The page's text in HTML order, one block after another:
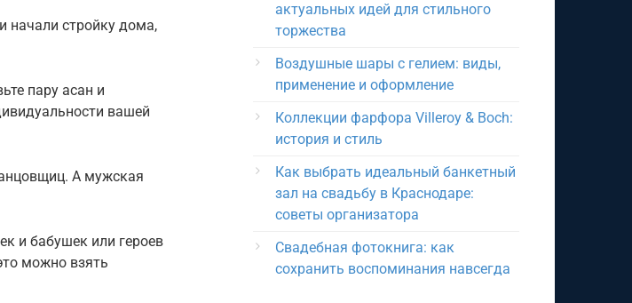
начали стройку дома,
пару асан и
вашей
А мужская
и бабушек или героев
можно взять
актуальных идей для стильного
торжества
Воздушные шары с гелием: виды,
применение и оформление
Коллекции фарфора Villeroy & Boch:
история и стиль
Как выбрать идеальный банкетный
зал на свадьбу в Краснодаре:
советы организатора
Свадебная фотокнига: как
сохранить воспоминания навсегда